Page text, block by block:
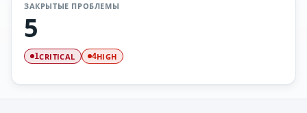
ЗАКРЫТЫЕ ПРОБЛЕМЫ
5
1CRITICAL 4HIGH